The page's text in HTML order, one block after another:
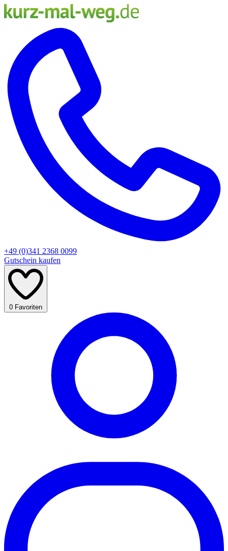
+49 (0)341 2368 0099
Gutschein kaufen
0 Favoriten